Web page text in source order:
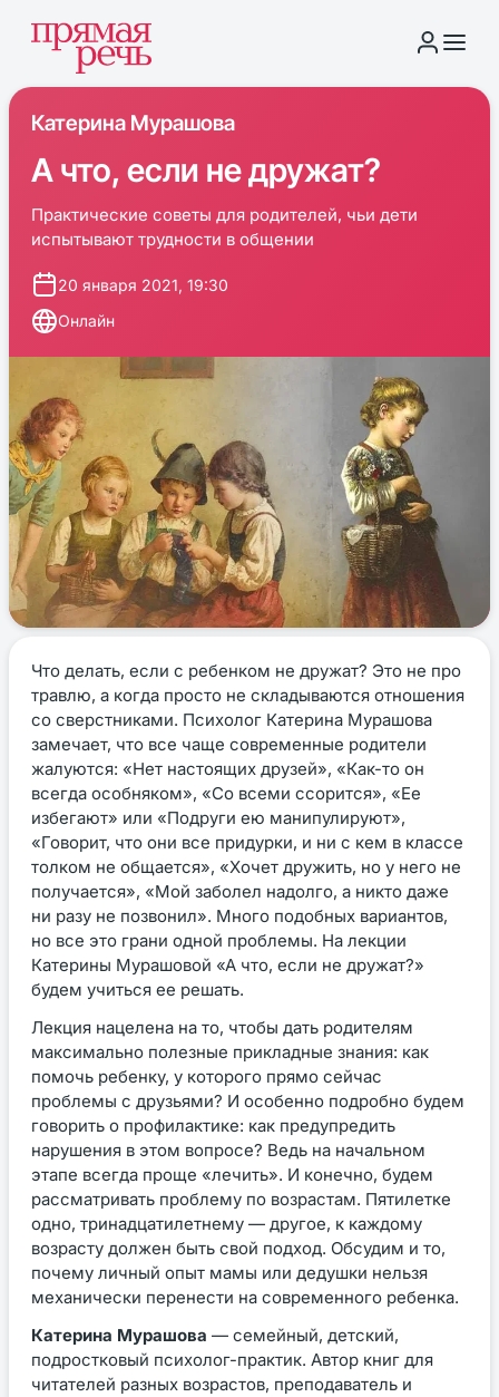
Катерина Мурашова
А что, если не дружат?
Практические советы для родителей, чьи дети
испытывают трудности в общении
20 января 2021, 19:30
Онлайн
Что делать, если с ребенком не дружат? Это не про
травлю, а когда просто не складываются отношения
со сверстниками. Психолог Катерина Мурашова
замечает, что все чаще современные родители
жалуются: «Нет настоящих друзей», «Как-то он
всегда особняком», «Со всеми ссорится», «Ее
избегают» или «Подруги ею манипулируют»,
«Говорит, что они все придурки, и ни с кем в классе
толком не общается», «Хочет дружить, но у него не
получается», «Мой заболел надолго, а никто даже
ни разу не позвонил». Много подобных вариантов,
но все это грани одной проблемы. На лекции
Катерины Мурашовой «А что, если не дружат?»
будем учиться ее решать.
Лекция нацелена на то, чтобы дать родителям
максимально полезные прикладные знания: как
помочь ребенку, у которого прямо сейчас
проблемы с друзьями? И особенно подробно будем
говорить о профилактике: как предупредить
нарушения в этом вопросе? Ведь на начальном
этапе всегда проще «лечить». И конечно, будем
рассматривать проблему по возрастам. Пятилетке
одно, тринадцатилетнему — другое, к каждому
возрасту должен быть свой подход. Обсудим и то,
почему личный опыт мамы или дедушки нельзя
механически перенести на современного ребенка.
Катерина Мурашова — семейный, детский,
подростковый психолог-практик. Автор книг для
читателей разных возрастов, преподаватель и